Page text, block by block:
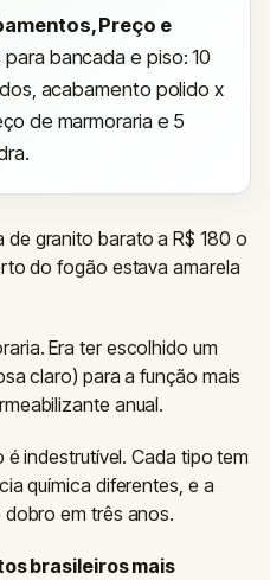
Preço e
para bancada e piso: 10
acabamento polido x
de marmoraria e 5
granito barato a R$ 180 o
do fogão estava amarela
Era ter escolhido um
claro) para a função mais
anual.
indestrutível. Cada tipo tem
química diferentes, e a
em três anos.
brasileiros mais